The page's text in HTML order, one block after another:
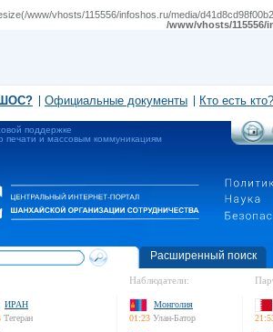
www/vhosts/115556/infoshos.ru/media/
/www/vhosts/
ШОС? Официальные документы Кто есть кто?
поддержке
печати и массовым коммуникациям
Расширенный поиск
ИРАН
Тегеран
Наблюдатели:
Монголия
01:23 Улан-Батор